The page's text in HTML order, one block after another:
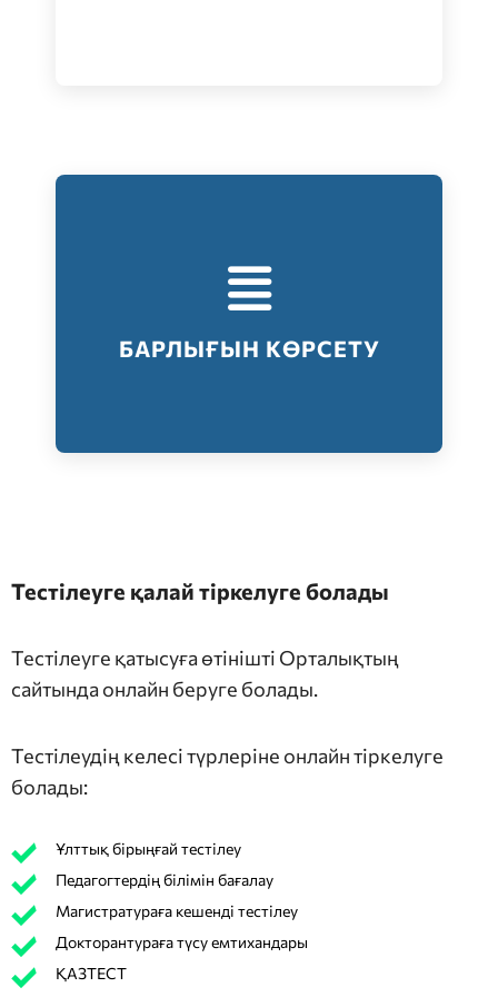
БАРЛЫҒЫН КӨРСЕТУ
Тестілеудің барлық түрлері
Барлығын көрсету
Тестілеуге қалай тіркелуге болады
Тестілеуге қатысуға өтінішті Орталықтың
сайтында онлайн беруге болады.
Тестілеудің келесі түрлеріне онлайн тіркелуге
болады:
Ұлттық бірыңғай тестілеу
Педагогтердің білімін бағалау
Магистратураға кешенді тестілеу
Докторантураға түсу емтихандары
ҚАЗТЕСТ